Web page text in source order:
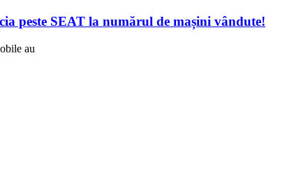
peste SEAT la numărul de mașini vândute!
au